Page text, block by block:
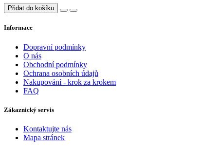
Přidat do košíku
Informace
Dopravní podmínky
O nás
Obchodní podmínky
Ochrana osobních údajů
Nakupování - krok za krokem
FAQ
Zákaznický servis
Kontaktujte nás
Mapa stránek